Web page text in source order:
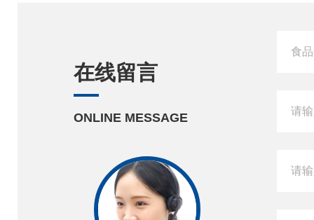
在线留言
ONLINE MESSAGE